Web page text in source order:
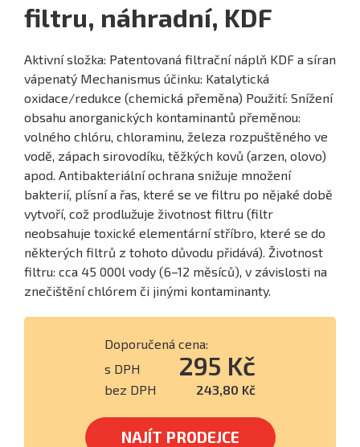
filtru, náhradní, KDF
Aktivní složka: Patentovaná filtrační náplň KDF a síran
vápenatý Mechanismus účinku: Katalytická
oxidace/redukce (chemická přeměna) Použití: Snížení
obsahu anorganických kontaminantů přeměnou:
volného chlóru, chloraminu, železa rozpuštěného ve
vodě, zápach sirovodíku, těžkých kovů (arzen, olovo)
apod. Antibakteriální ochrana snižuje množení
bakterií, plísní a řas, které se ve filtru po nějaké době
vytvoří, což prodlužuje životnost filtru (filtr
neobsahuje toxické elementární stříbro, které se do
některých filtrů z tohoto důvodu přidává). Životnost
filtru: cca 45 000l vody (6–12 měsíců), v závislosti na
znečištění chlórem či jinými kontaminanty.
Doporučená cena:
s DPH
295 Kč
bez DPH 243,80 Kč
NAJÍT PRODEJCE